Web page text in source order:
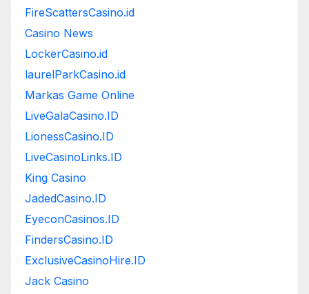
FireScattersCasino.id
Casino News
LockerCasino.id
laurelParkCasino.id
Markas Game Online
LiveGalaCasino.ID
LionessCasino.ID
LiveCasinoLinks.ID
King Casino
JadedCasino.ID
EyeconCasinos.ID
FindersCasino.ID
ExclusiveCasinoHire.ID
Jack Casino